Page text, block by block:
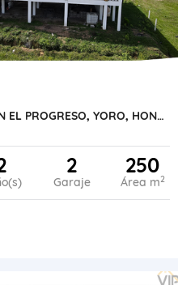
CASA EN VENTA EN EL PROGRESO, YORO, HONDURAS
2
Garaje
250
Área m2